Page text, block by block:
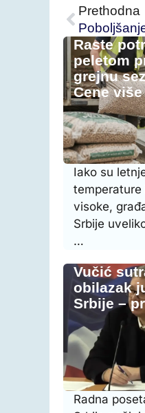
Prethodna
Raste
peletom
grejnu
Cene
Iako su
temperature
visoke,
Srbije
…
Vučić
obilazak
Srbije –
Radna